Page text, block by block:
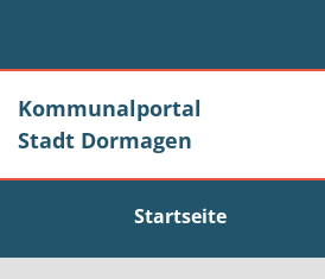
Kommunalportal
Stadt Dormagen
Startseite